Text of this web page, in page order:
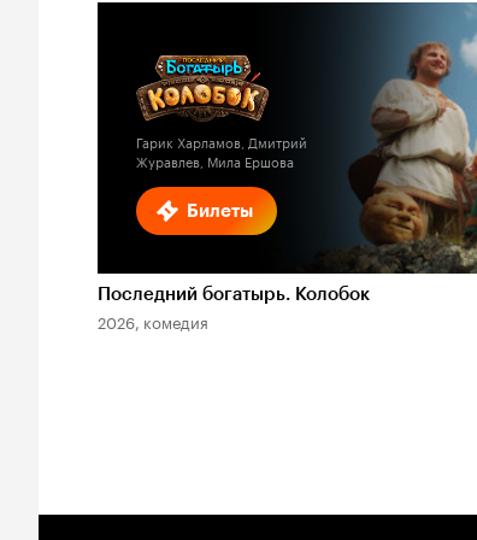
Билеты
Гарик Харламов, Дмитрий
Журавлев, Мила Ершова
Последний богатырь. Колобок
2026, комедия